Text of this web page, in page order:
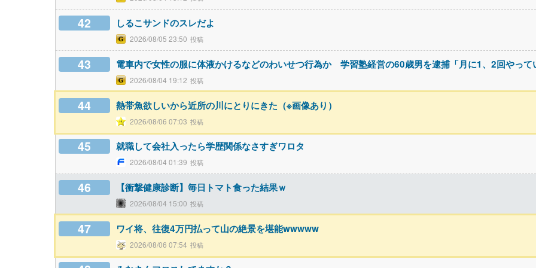
42 しるこサンドのスレだよ
2026/08/05 23:50
43 電車内で女性の服に体液かけるなどのわいせつ行為か 学習塾経営の60歳男を逮捕「月に1、2回やって
2026/08/04 19:12
44 熱帯魚欲しいから近所の川にとりにきた（※画像あり）
2026/08/06 07:03
45 就職して会社入ったら学歴関係なさすぎワロタ
2026/08/04 01:39
46 【衝撃健康診断】毎日トマト食った結果ｗ
2026/08/04 15:00
47 ワイ将、往復4万円払って山の絶景を堪能wwwww
2026/08/06 07:54